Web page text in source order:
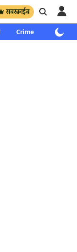
सबस्क्राईब
Crime साप्ताहिक